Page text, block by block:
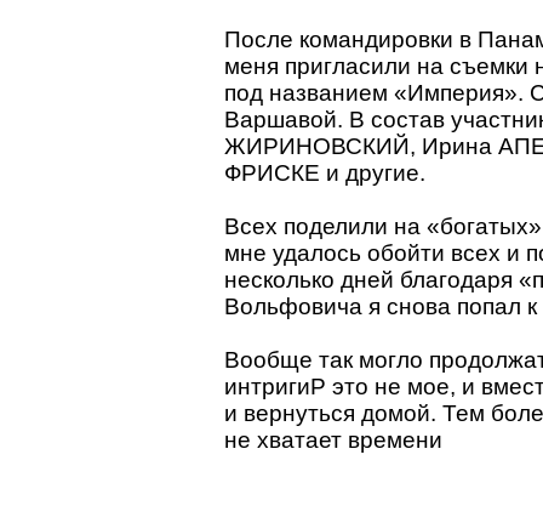
После командировки в
меня пригласили на съемки
под названием «Империя».
Варшавой. В состав
ЖИРИНОВСКИЙ, Ирина
ФРИСКЕ и другие.
Всех поделили на
мне удалось обойти всех и
несколько дней благодаря
Вольфовича я снова попал
Вообще так могло
интригиP это не мое, и
и вернуться домой. Тем
не хватает времени